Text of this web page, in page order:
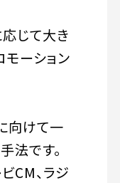
じて大き
ーション
向けて一
法です。
CM、ラジ